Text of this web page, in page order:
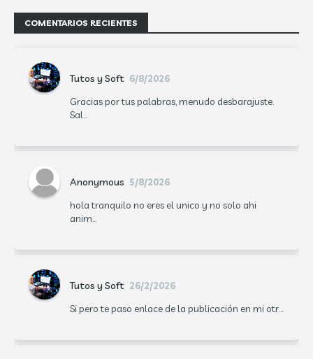
COMENTARIOS RECIENTES
Tutos y Soft 6/8/2026
Gracias por tus palabras, menudo desbarajuste.
Sal...
Anonymous 5/8/2026
hola tranquilo no eres el unico y no solo ahi
anim...
Tutos y Soft 26/2/2026
Si pero te paso enlace de la publicación en mi otr...